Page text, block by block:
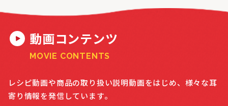
動画コンテンツ
MOVIE CONTENTS
レシピ動画や商品の取り扱い説明動画をはじめ、様々な耳
寄り情報を発信しています。